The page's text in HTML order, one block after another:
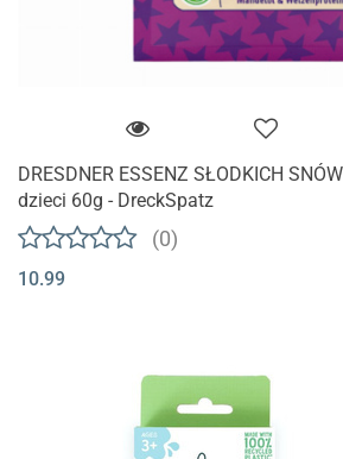
DRESDNER ESSENZ SŁODKICH
dzieci 60g - DreckSpatz
(0)
10.99